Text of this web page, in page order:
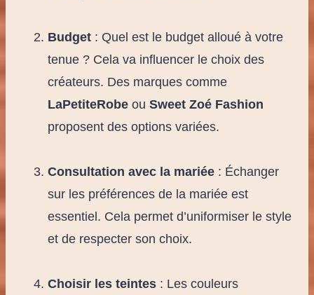
Budget : Quel est le budget alloué à votre
tenue ? Cela va influencer le choix des
créateurs. Des marques comme
LaPetiteRobe ou Sweet Zoé Fashion
proposent des options variées.
Consultation avec la mariée : Échanger
sur les préférences de la mariée est
essentiel. Cela permet d’uniformiser le style
et de respecter son choix.
Choisir les teintes : Les couleurs